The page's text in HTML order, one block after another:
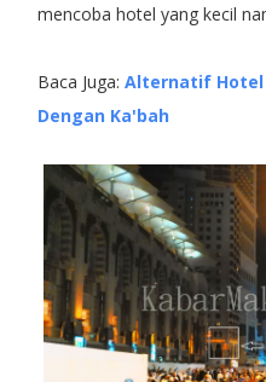
mencoba hotel yang kecil
Baca Juga: Alternatif Hotel
Dengan Ka'bah